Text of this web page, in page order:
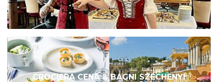
CROCIERA CENA & BAGNI SZÉCHENYI